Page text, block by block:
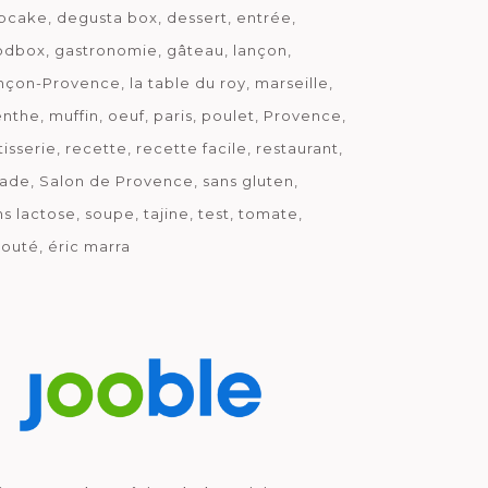
degusta box dessert
entrée
gastronomie gâteau
lançon
Provence
la table du roy
marseille
muffin oeuf paris poulet
Provence
recette recette facile
restaurant
Salon de Provence
sans gluten
lactose
soupe tajine test
tomate
éric marra